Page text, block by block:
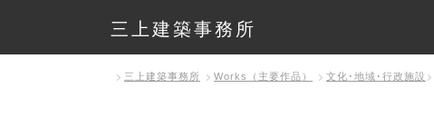
三上建築事務所
三上建築事務所 Works（主要作品） 文化･地域･行政施設